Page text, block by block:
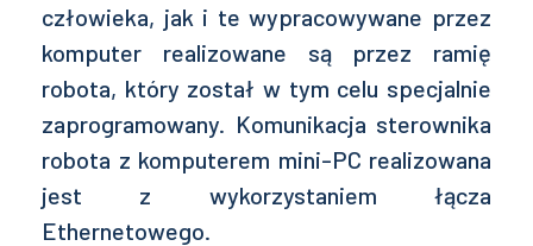
człowieka, jak i te wypracowywane przez
komputer realizowane są przez ramię
robota, który został w tym celu specjalnie
zaprogramowany. Komunikacja sterownika
robota z komputerem mini-PC realizowana
jest z wykorzystaniem łącza
Ethernetowego.